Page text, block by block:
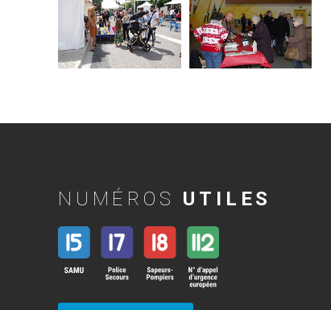
NUMÉROS UTILES